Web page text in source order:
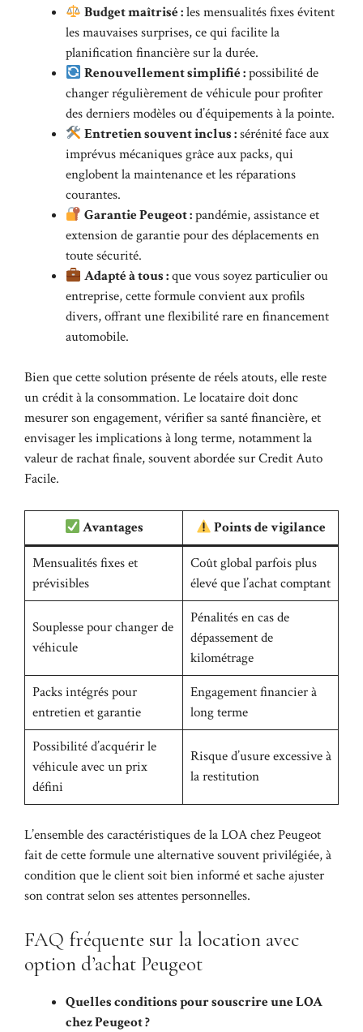
Budget maîtrisé :les mensualités fixes évitent
les mauvaises surprises, ce qui facilite la
planification financière sur la durée.
Renouvellement simplifié :possibilité de
changer régulièrement de véhicule pour profiter
des derniers modèles ou d’équipements à la pointe.
Entretien souvent inclus :sérénité face aux
imprévus mécaniques grâce aux packs, qui
englobent la maintenance et les réparations
courantes.
Garantie Peugeot :pandémie, assistance et
extension de garantie pour des déplacements en
toute sécurité.
Adapté à tous :que vous soyez particulier ou
entreprise, cette formule convient aux profils
divers, offrant une flexibilité rare en financement
automobile.
Bien que cette solution présente de réels atouts, elle reste
un crédit à la consommation. Le locataire doit donc
mesurer son engagement, vérifier sa santé financière, et
envisager les implications à long terme, notamment la
valeur de rachat finale, souvent abordée surCredit Auto
Facile.
Avantages
Points de vigilance
Mensualités fixes et
prévisibles
Coût global parfois plus
élevé que l’achat comptant
Souplesse pour changer de
véhicule
Pénalités en cas de
dépassement de
kilométrage
Packs intégrés pour
entretien et garantie
Engagement financier à
long terme
Possibilité d’acquérir le
véhicule avec un prix
défini
Risque d’usure excessive à
la restitution
L’ensemble des caractéristiques de la LOA chez Peugeot
fait de cette formule une alternative souvent privilégiée, à
condition que le client soit bien informé et sache ajuster
son contrat selon ses attentes personnelles.
FAQ fréquente sur la location avec
option d’achat Peugeot
Quelles conditions pour souscrire une LOA
chez Peugeot ?